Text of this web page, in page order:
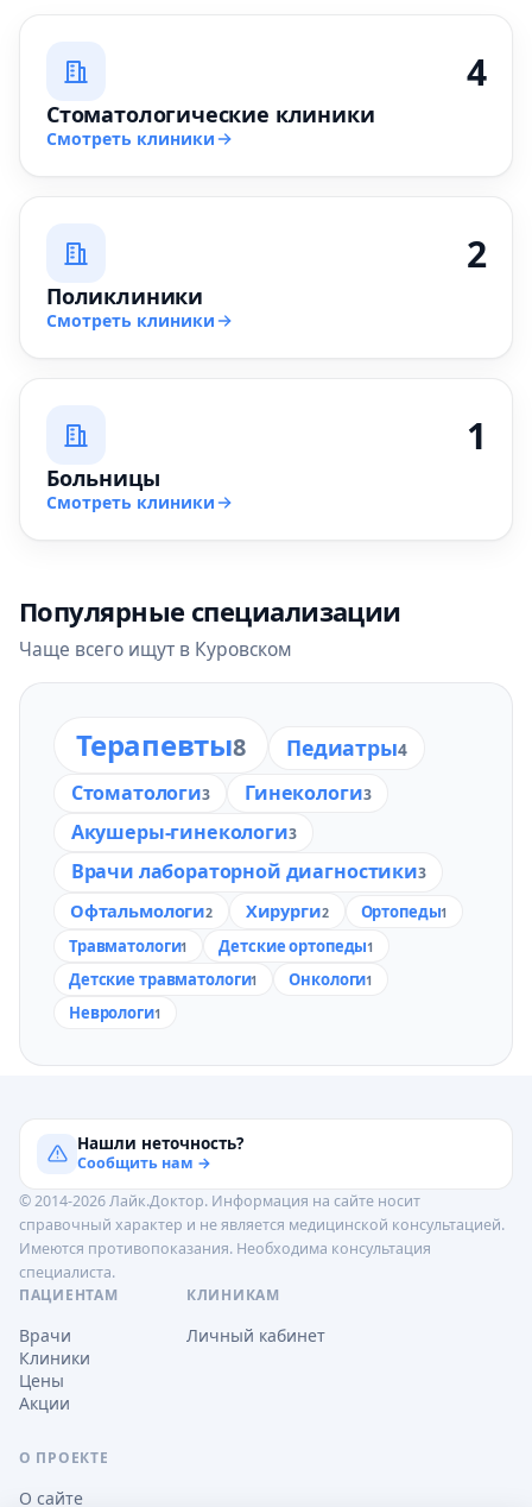
4
Стоматологические клиники
Смотреть клиники
2
Поликлиники
Смотреть клиники
1
Больницы
Смотреть клиники
Популярные специализации
Чаще всего ищут в Куровском
Терапевты8 Педиатры4
Стоматологи3 Гинекологи3
Акушеры-гинекологи3
Врачи лабораторной диагностики3
Офтальмологи2 Хирурги2 Ортопеды1
Травматологи1 Детские ортопеды1
Детские травматологи1 Онкологи1
Неврологи1
Нашли неточность?
Сообщить нам →
© 2014-2026 Лайк.Доктор. Информация на сайте носит
справочный характер и не является медицинской консультацией.
Имеются противопоказания. Необходима консультация
специалиста.
ПАЦИЕНТАМ
Врачи
Клиники
Цены
Акции
КЛИНИКАМ
Личный кабинет
О ПРОЕКТЕ
О сайте